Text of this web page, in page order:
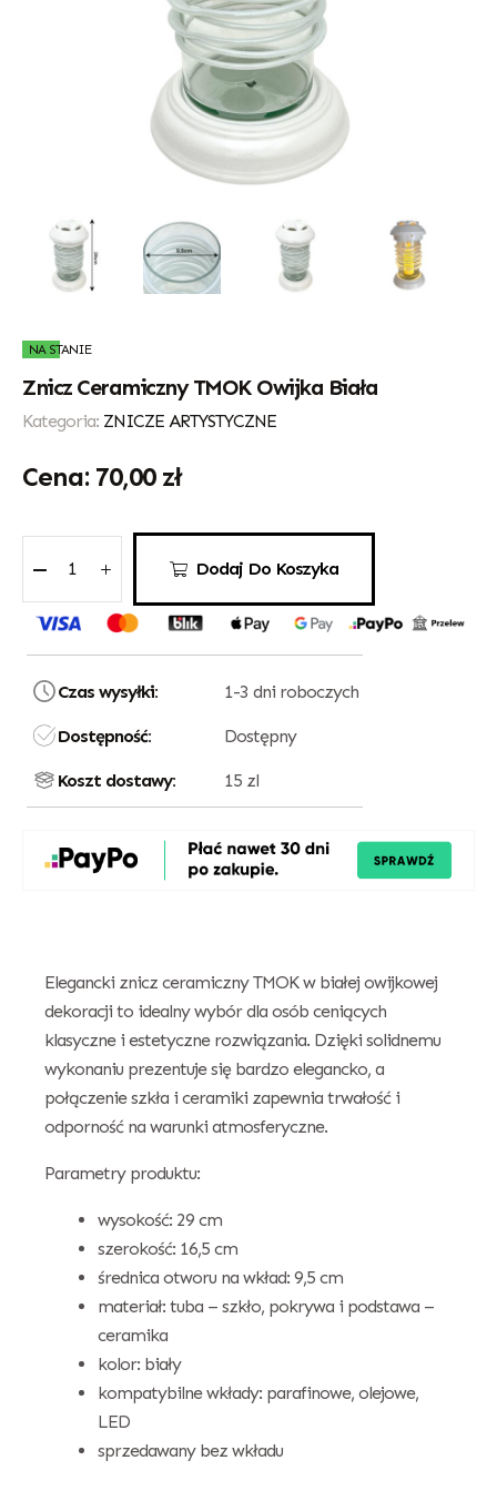
NA STANIE
Znicz Ceramiczny TMOK Owijka Biała
Kategoria: ZNICZE ARTYSTYCZNE
70,00 zł
Dodaj Do Koszyka
Czas wysyłki: 1-3 dni roboczych
Dostępność: Dostępny
Koszt dostawy: 15 zl
Elegancki znicz ceramiczny TMOK w białej owijkowej
dekoracji to idealny wybór dla osób ceniących
klasyczne i estetyczne rozwiązania. Dzięki solidnemu
wykonaniu prezentuje się bardzo elegancko, a
połączenie szkła i ceramiki zapewnia trwałość i
odporność na warunki atmosferyczne.
Parametry produktu:
wysokość: 29 cm
szerokość: 16,5 cm
średnica otworu na wkład: 9,5 cm
materiał: tuba – szkło, pokrywa i podstawa –
ceramika
kolor: biały
kompatybilne wkłady: parafinowe, olejowe,
LED
sprzedawany bez wkładu